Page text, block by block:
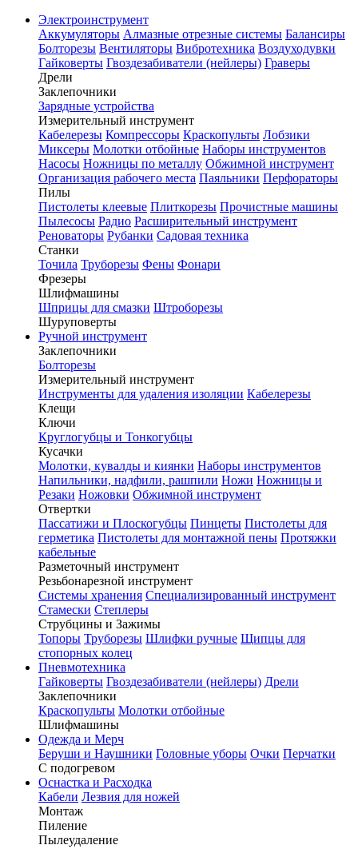
Электроинструмент
Аккумуляторы Алмазные отрезные системы Балансиры
Болторезы Вентиляторы Вибротехника Воздуходувки
Гайковерты Гвоздезабиватели (нейлеры) Граверы
Дрели
Заклепочники
Зарядные устройства
Измерительный инструмент
Кабелерезы Компрессоры Краскопульты Лобзики
Миксеры Молотки отбойные Наборы инструментов
Насосы Ножницы по металлу Обжимной инструмент
Организация рабочего места Паяльники Перфораторы
Пилы
Пистолеты клеевые Плиткорезы Прочистные машины
Пылесосы Радио Расширительный инструмент
Реноваторы Рубанки Садовая техника
Станки
Точила Труборезы Фены Фонари
Фрезеры
Шлифмашины
Шприцы для смазки Штроборезы
Шуруповерты
Ручной инструмент
Заклепочники
Болторезы
Измерительный инструмент
Инструменты для удаления изоляции Кабелерезы
Клещи
Ключи
Круглогубцы и Тонкогубцы
Кусачки
Молотки, кувалды и киянки Наборы инструментов
Напильники, надфили, рашпили Ножи Ножницы и
Резаки Ножовки Обжимной инструмент
Отвертки
Пассатижи и Плоскогубцы Пинцеты Пистолеты для
герметика Пистолеты для монтажной пены Протяжки
кабельные
Разметочный инструмент
Резьбонарезной инструмент
Системы хранения Специализированный инструмент
Стамески Степлеры
Струбцины и Зажимы
Топоры Труборезы Шлифки ручные Щипцы для
стопорных колец
Пневмотехника
Гайковерты Гвоздезабиватели (нейлеры) Дрели
Заклепочники
Краскопульты Молотки отбойные
Шлифмашины
Одежда и Мерч
Беруши и Наушники Головные уборы Очки Перчатки
С подогревом
Оснастка и Расходка
Кабели Лезвия для ножей
Монтаж
Пиление
Пылеудаление